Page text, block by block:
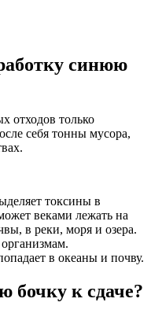
синюю
отходов только
себя тонны мусора,
токсины в
веками лежать на
в реки, моря и озера.
в океаны и почву.
бочку к сдаче?